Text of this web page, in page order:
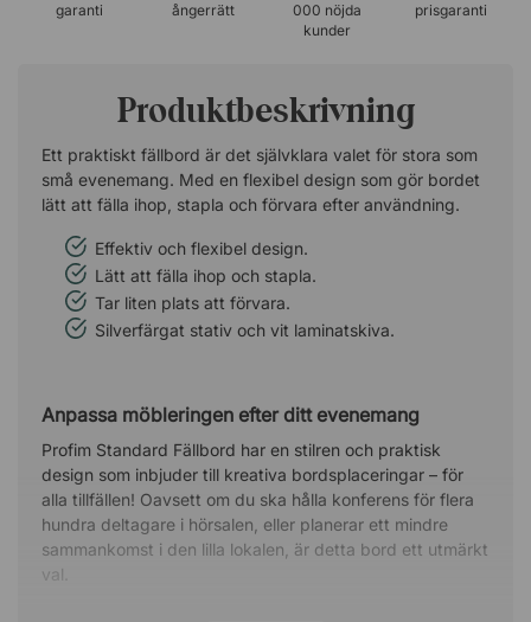
garanti
ångerrätt
000 nöjda
kunder
prisgaranti
Produktbeskrivning
Ett praktiskt fällbord är det självklara valet för stora som
små evenemang. Med en flexibel design som gör bordet
lätt att fälla ihop, stapla och förvara efter användning.
Effektiv och flexibel design.
Lätt att fälla ihop och stapla.
Tar liten plats att förvara.
Silverfärgat stativ och vit laminatskiva.
Anpassa möbleringen efter ditt evenemang
Profim Standard Fällbord har en stilren och praktisk
design som inbjuder till kreativa bordsplaceringar – för
alla tillfällen! Oavsett om du ska hålla konferens för flera
hundra deltagare i hörsalen, eller planerar ett mindre
sammankomst i den lilla lokalen, är detta bord ett utmärkt
val.